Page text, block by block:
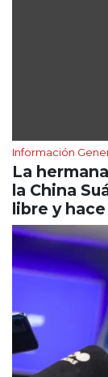
Información
La
la China
libre y